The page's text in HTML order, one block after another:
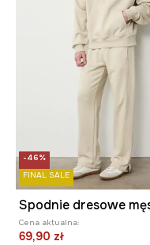
-46%
FINAL SALE
Cena aktualna:
69,90 zł